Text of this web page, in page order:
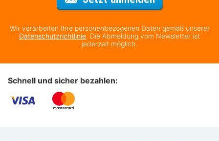
Wir verarbeiten Ihre personenbezogenen Daten gemäß unserer
Datenschutzrichtlinie. Die Abmeldung vom Newsletter ist
jederzeit möglich.
Schnell und sicher bezahlen: